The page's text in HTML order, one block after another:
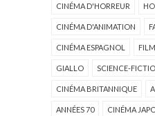
CINÉMA D'HORREUR
CINÉMA D'ANIMATION
CINÉMA ESPAGNOL
GIALLO SCIENCE-
CINÉMA BRITANNIQUE
ANNÉES 70 CINÉMA